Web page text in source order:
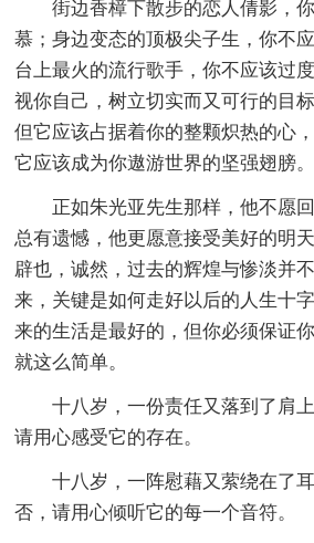
街边香樟下散步的恋人倩影，
慕；身边变态的顶极尖子生，你不
台上最火的流行歌手，你不应该过
视你自己，树立切实而又可行的目
但它应该占据着你的整颗炽热的心
它应该成为你遨游世界的坚强翅膀。
正如朱光亚先生那样，他不愿
总有遗憾，他更愿意接受美好的明
辟也，诚然，过去的辉煌与惨淡并
来，关键是如何走好以后的人生十
来的生活是最好的，但你必须保证
就这么简单。
十八岁，一份责任又落到了肩
请用心感受它的存在。
十八岁，一阵慰藉又萦绕在了
否，请用心倾听它的每一个音符。